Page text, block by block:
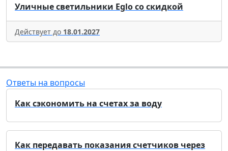
Уличные светильники Eglo со скидкой
Действует до 18.01.2027
Ответы на вопросы
Как сэкономить на счетах за воду
Как передавать показания счетчиков через